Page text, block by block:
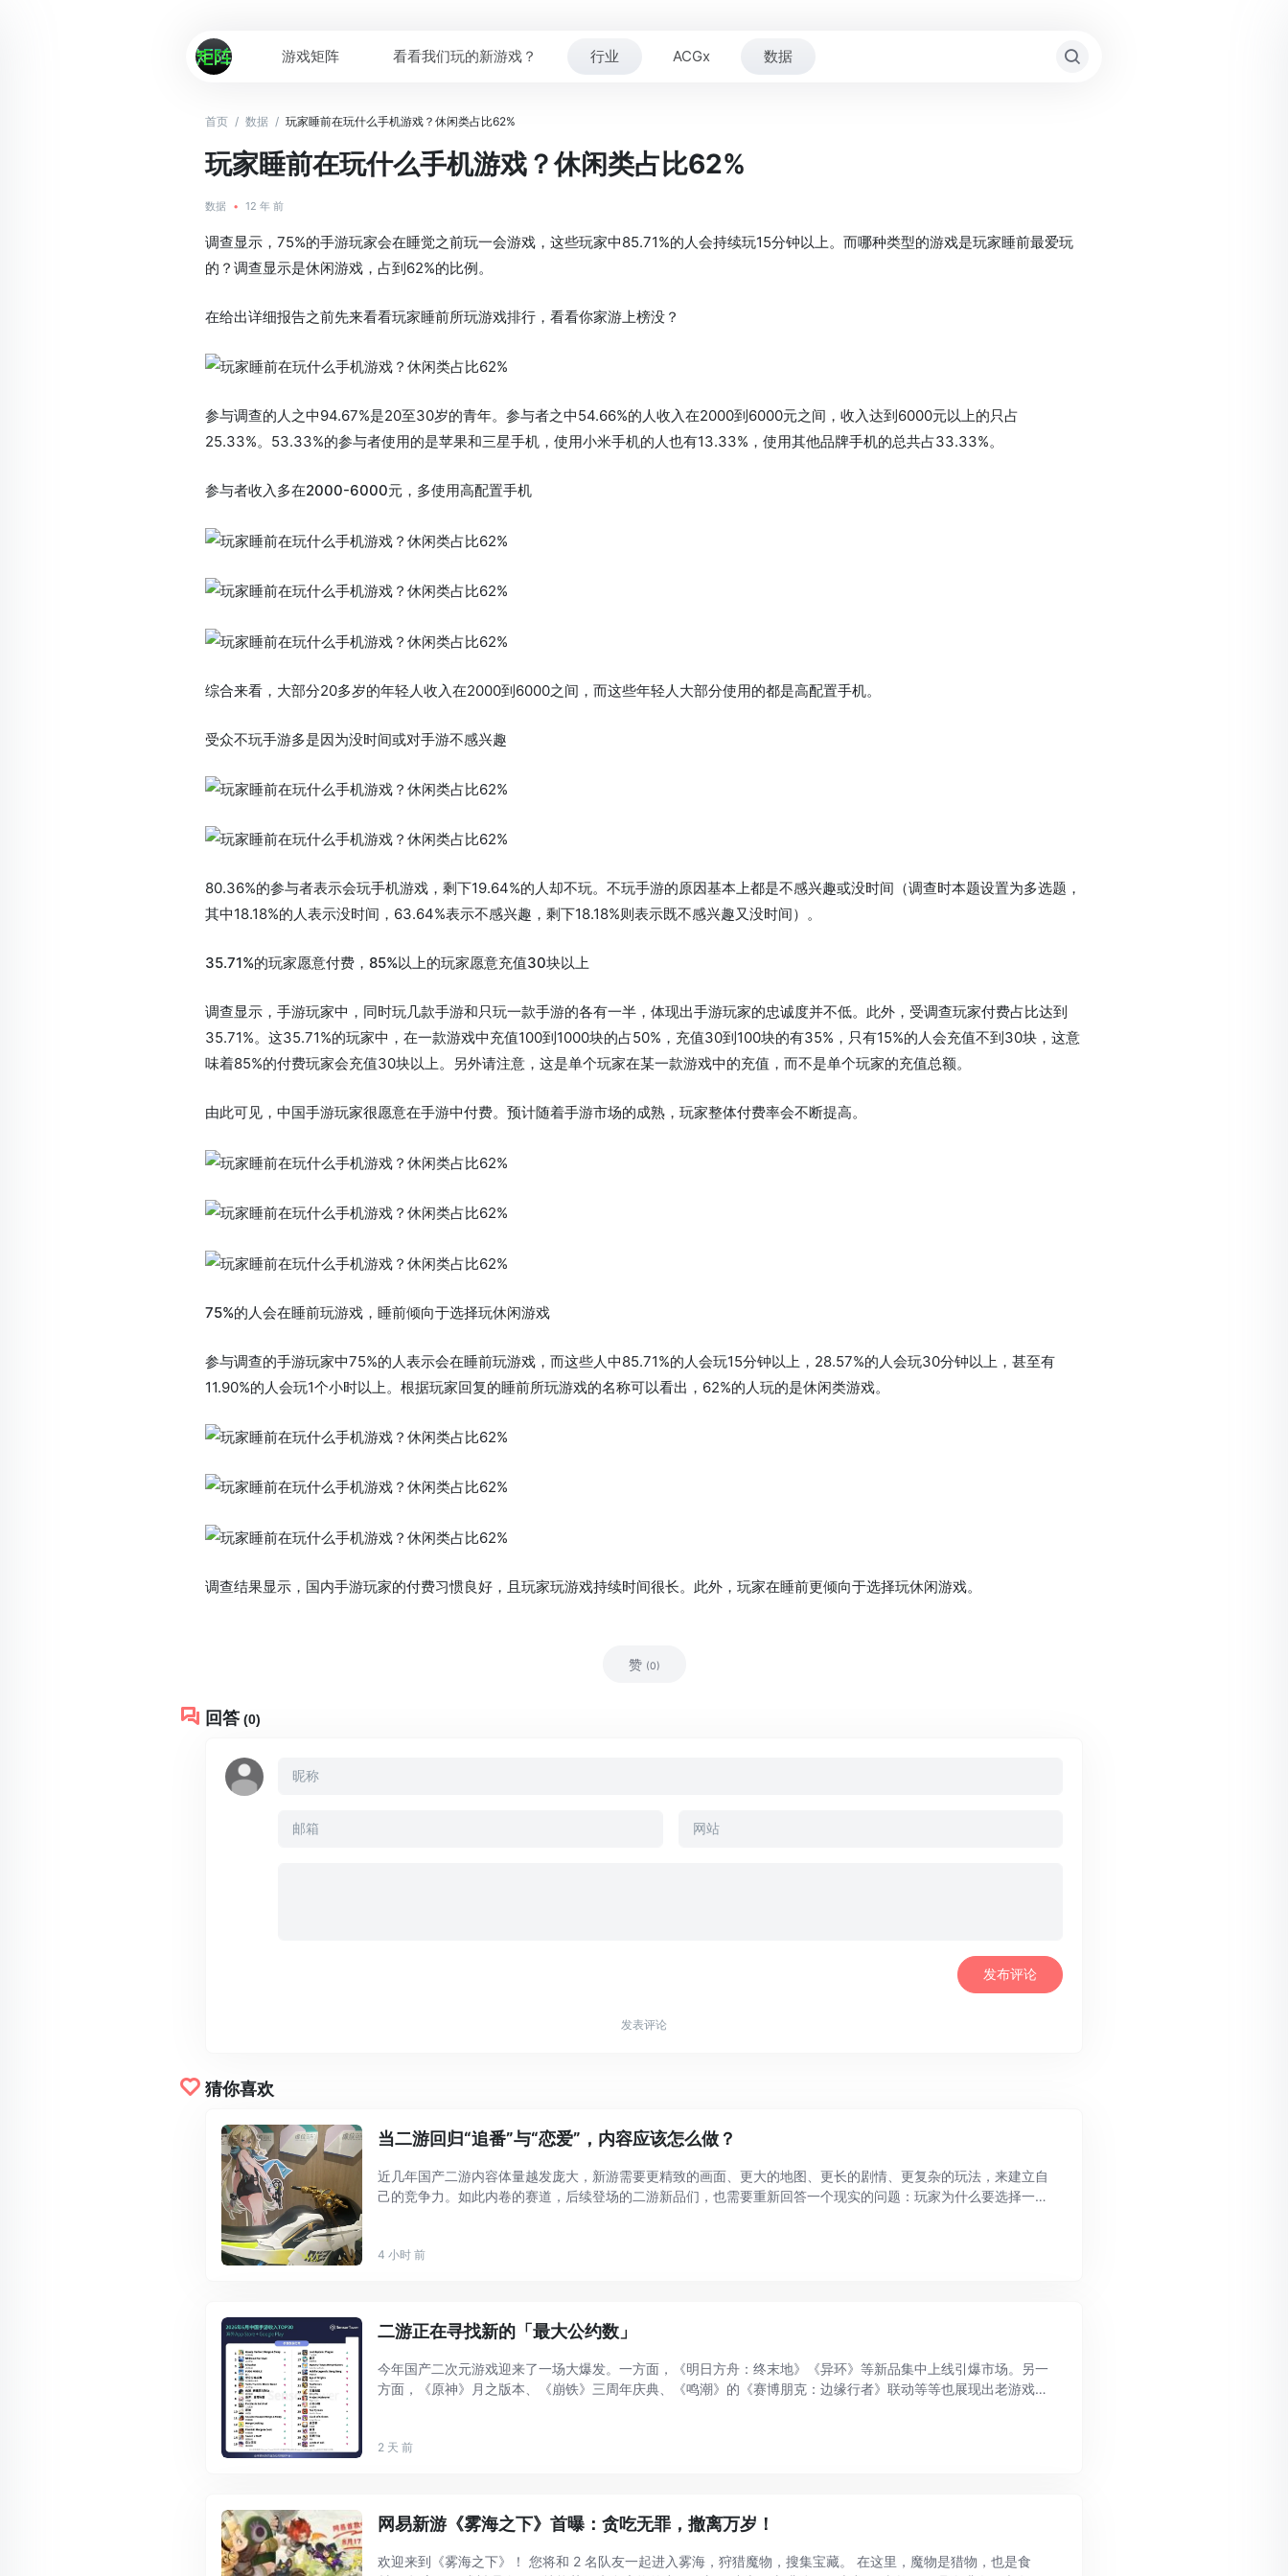
游戏矩阵 看看我们玩的新游戏？ 行业 ACGx 数据
首页 / 数据 / 玩家睡前在玩什么手机游戏？休闲类占比62%
玩家睡前在玩什么手机游戏？休闲类占比62%
数据 • 12 年 前
调查显示，75%的手游玩家会在睡觉之前玩一会游戏，这些玩家中85.71%的人会持续玩15分钟以上。而哪种类型的游戏是玩家睡前最爱玩
的？调查显示是休闲游戏，占到62%的比例。
在给出详细报告之前先来看看玩家睡前所玩游戏排行，看看你家游上榜没？
参与调查的人之中94.67%是20至30岁的青年。参与者之中54.66%的人收入在2000到6000元之间，收入达到6000元以上的只占
25.33%。53.33%的参与者使用的是苹果和三星手机，使用小米手机的人也有13.33%，使用其他品牌手机的总共占33.33%。
参与者收入多在2000-6000元，多使用高配置手机
综合来看，大部分20多岁的年轻人收入在2000到6000之间，而这些年轻人大部分使用的都是高配置手机。
受众不玩手游多是因为没时间或对手游不感兴趣
80.36%的参与者表示会玩手机游戏，剩下19.64%的人却不玩。不玩手游的原因基本上都是不感兴趣或没时间（调查时本题设置为多选题，
其中18.18%的人表示没时间，63.64%表示不感兴趣，剩下18.18%则表示既不感兴趣又没时间）。
35.71%的玩家愿意付费，85%以上的玩家愿意充值30块以上
调查显示，手游玩家中，同时玩几款手游和只玩一款手游的各有一半，体现出手游玩家的忠诚度并不低。此外，受调查玩家付费占比达到
35.71%。这35.71%的玩家中，在一款游戏中充值100到1000块的占50%，充值30到100块的有35%，只有15%的人会充值不到30块，这意
味着85%的付费玩家会充值30块以上。另外请注意，这是单个玩家在某一款游戏中的充值，而不是单个玩家的充值总额。
由此可见，中国手游玩家很愿意在手游中付费。预计随着手游市场的成熟，玩家整体付费率会不断提高。
75%的人会在睡前玩游戏，睡前倾向于选择玩休闲游戏
参与调查的手游玩家中75%的人表示会在睡前玩游戏，而这些人中85.71%的人会玩15分钟以上，28.57%的人会玩30分钟以上，甚至有
11.90%的人会玩1个小时以上。根据玩家回复的睡前所玩游戏的名称可以看出，62%的人玩的是休闲类游戏。
调查结果显示，国内手游玩家的付费习惯良好，且玩家玩游戏持续时间很长。此外，玩家在睡前更倾向于选择玩休闲游戏。
赞 (0)
回答 (0)
发表评论
猜你喜欢
当二游回归“追番”与“恋爱”，内容应该怎么做？
近几年国产二游内容体量越发庞大，新游需要更精致的画面、更大的地图、更长的剧情、更复杂的玩法，来建立自
己的竞争力。如此内卷的赛道，后续登场的二游新品们，也需要重新回答一个现实的问题：玩家为什么要选择一款
4 小时 前
二游正在寻找新的「最大公约数」
今年国产二次元游戏迎来了一场大爆发。一方面，《明日方舟：终末地》《异环》等新品集中上线引爆市场。另一
方面，《原神》月之版本、《崩铁》三周年庆典、《鸣潮》的《赛博朋克：边缘行者》联动等等也展现出老游戏稳
2 天 前
网易新游《雾海之下》首曝：贪吃无罪，撤离万岁！
欢迎来到《雾海之下》！ 您将和 2 名队友一起进入雾海，狩猎魔物，搜集宝藏。 在这里，魔物是猎物，也是食